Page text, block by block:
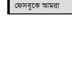
ফেসবুকে আমরা